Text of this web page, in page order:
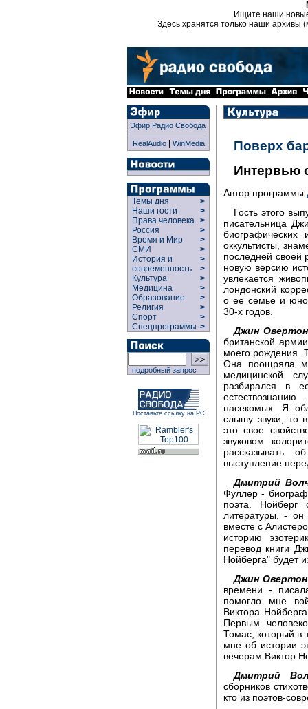
Ищите наши
Здесь хранятся только наши архивы
Эфир Радио Свобода
RealAudio| WinMedia
Темы дня
>
Наши гости
>
Права человека >
Россия
>
Время и Мир
>
СМИ
>
История и
современность
>
>
Культура
>
Медицина
>
Образование
>
Религия
>
Спорт
>
Спецпрограммы >
подробный запрос
Поставьте ссылку на РС
Поверх
Интервью
Автор программы
Гость этого
писательница
оккультисты,
последней своей
новую версию
увлекается
лондонский
о ее семье и
30-х годов.
Джин
британской
моего рождения.
Она поощряла
медицинской
разбирался в
насекомых. Я
слышу звуки, то
это свое
звуковом
рассказывать
выступление
Дмитрий
Фуллер -
поэта. Нойберг
литературы, - он
вместе с
историю
перевод книги
Нойберга" будет
Джин
времени -
помогло мне
Виктора
Первым
Томас, который в
мне об истории
вечерам Виктор
Дмитрий
сборников
кто из поэтов-